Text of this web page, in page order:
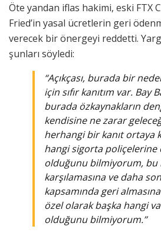
Öte yandan iflas hakimi, eski FTX
Fried’in yasal ücretlerin geri
verecek bir önergeyi reddetti.
şunları söyledi:
“Açıkçası, burada bir
için sıfır kanıtım var. Bay
burada özkaynakların
kendisine ne zarar
herhangi bir kanıt ortaya
hangi sigorta poliçelerine
olduğunu bilmiyorum, bu
karşılamasına ve daha
kapsamında geri
özel olarak başka hangi
olduğunu bilmiyorum.’’